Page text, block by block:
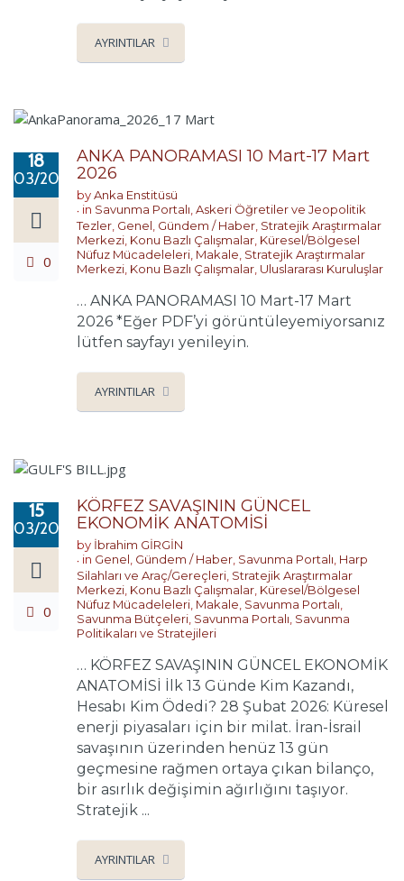
AYRINTILAR
18
03/2026
0
ANKA PANORAMASI 10 Mart-17 Mart
2026
byAnka Enstitüsü
in Savunma Portalı,Askeri Öğretiler ve Jeopolitik
Tezler, Genel, Gündem / Haber, Stratejik Araştırmalar
Merkezi, Konu Bazlı Çalışmalar, Küresel/Bölgesel
Nüfuz Mücadeleleri, Makale, Stratejik Araştırmalar
Merkezi, Konu Bazlı Çalışmalar, Uluslararası Kuruluşlar
… ANKA PANORAMASI 10 Mart-17 Mart
2026 *Eğer PDF’yi görüntüleyemiyorsanız
lütfen sayfayı yenileyin.
AYRINTILAR
15
03/2026
0
KÖRFEZ SAVAŞININ GÜNCEL
EKONOMİK ANATOMİSİ
by İbrahim GİRGİN
in Genel Gündem / Haber Savunma Portalı Harp
Silahları ve Araç/Gereçleri Stratejik Araştırmalar
Merkezi Konu Bazlı Çalışmalar Küresel/Bölgesel
Nüfuz Mücadeleleri Makale Savunma Portalı
Savunma Bütçeleri Savunma Portalı Savunma
Politikaları ve Stratejileri
… KÖRFEZ SAVAŞININ GÜNCEL EKONOMİK
ANATOMİSİ İlk 13 Günde Kim Kazandı,
Hesabı Kim Ödedi? 28 Şubat 2026: Küresel
enerji piyasaları için bir milat. İran-İsrail
savaşının üzerinden henüz 13 gün
geçmesine rağmen ortaya çıkan bilanço,
bir asırlık değişimin ağırlığını taşıyor.
Stratejik ...
AYRINTILAR